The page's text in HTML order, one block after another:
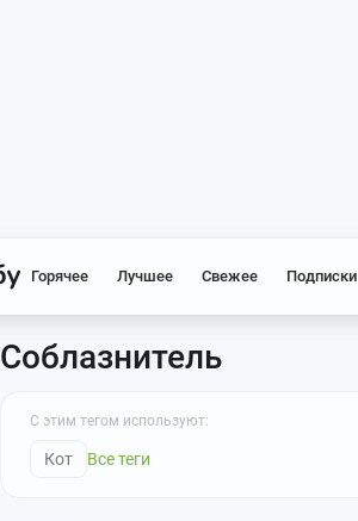
Горячее Лучшее Свежее Подписки
Соблазнитель
С этим тегом используют:
Кот Все теги